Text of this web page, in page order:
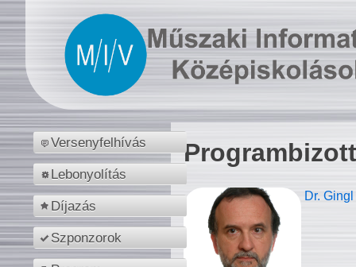
Versenyfelhívás
Lebonyolítás
Díjazás
Szponzorok
Dr.